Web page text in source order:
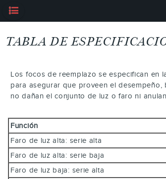
TABLA DE
Los focos de reemplazo se especifican en
para asegurar que proveen el
no dañan el conjunto de luz o faro ni
Función
Faro de luz alta: serie alta
Faro de luz alta: serie baja
Faro de luz baja: serie alta